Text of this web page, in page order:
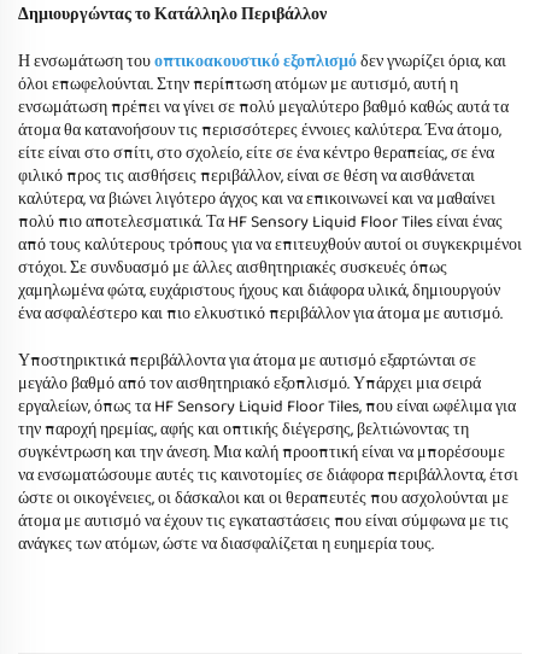
Δημιουργώντας το Κατάλληλο Περιβάλλον
Η ενσωμάτωση τουοπτικοακουστικό εξοπλισμόδεν γνωρίζει όρια, και
όλοι επωφελούνται. Στην περίπτωση ατόμων με αυτισμό, αυτή η
ενσωμάτωση πρέπει να γίνει σε πολύ μεγαλύτερο βαθμό καθώς αυτά τα
άτομα θα κατανοήσουν τις περισσότερες έννοιες καλύτερα. Ένα άτομο,
είτε είναι στο σπίτι, στο σχολείο, είτε σε ένα κέντρο θεραπείας, σε ένα
φιλικό προς τις αισθήσεις περιβάλλον, είναι σε θέση να αισθάνεται
καλύτερα, να βιώνει λιγότερο άγχος και να επικοινωνεί και να μαθαίνει
πολύ πιο αποτελεσματικά. Τα HF Sensory Liquid Floor Tiles είναι ένας
από τους καλύτερους τρόπους για να επιτευχθούν αυτοί οι συγκεκριμένοι
στόχοι. Σε συνδυασμό με άλλες αισθητηριακές συσκευές όπως
χαμηλωμένα φώτα, ευχάριστους ήχους και διάφορα υλικά, δημιουργούν
ένα ασφαλέστερο και πιο ελκυστικό περιβάλλον για άτομα με αυτισμό.
Υποστηρικτικά περιβάλλοντα για άτομα με αυτισμό εξαρτώνται σε
μεγάλο βαθμό από τον αισθητηριακό εξοπλισμό. Υπάρχει μια σειρά
εργαλείων, όπως τα HF Sensory Liquid Floor Tiles, που είναι ωφέλιμα για
την παροχή ηρεμίας, αφής και οπτικής διέγερσης, βελτιώνοντας τη
συγκέντρωση και την άνεση. Μια καλή προοπτική είναι να μπορέσουμε
να ενσωματώσουμε αυτές τις καινοτομίες σε διάφορα περιβάλλοντα, έτσι
ώστε οι οικογένειες, οι δάσκαλοι και οι θεραπευτές που ασχολούνται με
άτομα με αυτισμό να έχουν τις εγκαταστάσεις που είναι σύμφωνα με τις
ανάγκες των ατόμων, ώστε να διασφαλίζεται η ευημερία τους.